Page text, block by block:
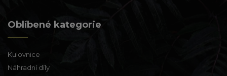
Oblíbené kategorie
Kulovnice
Náhradní díly